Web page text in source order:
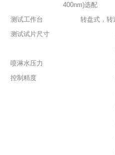
400nm)选配
测试工作台
转盘式，转
测试试片尺寸
喷淋水压力
控制精度